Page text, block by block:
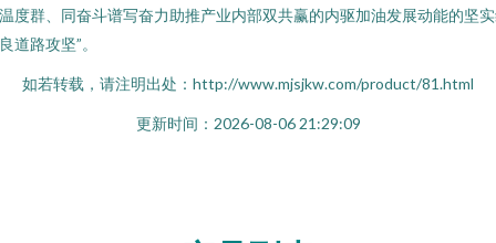
度群、同奋斗谱写奋力助推产业内部双共赢的内驱加油发展动能的坚
道路攻坚”。
如若转载，请注明出处：http://www.mjsjkw.com/product/81.html
更新时间：2026-08-06 21:29:09